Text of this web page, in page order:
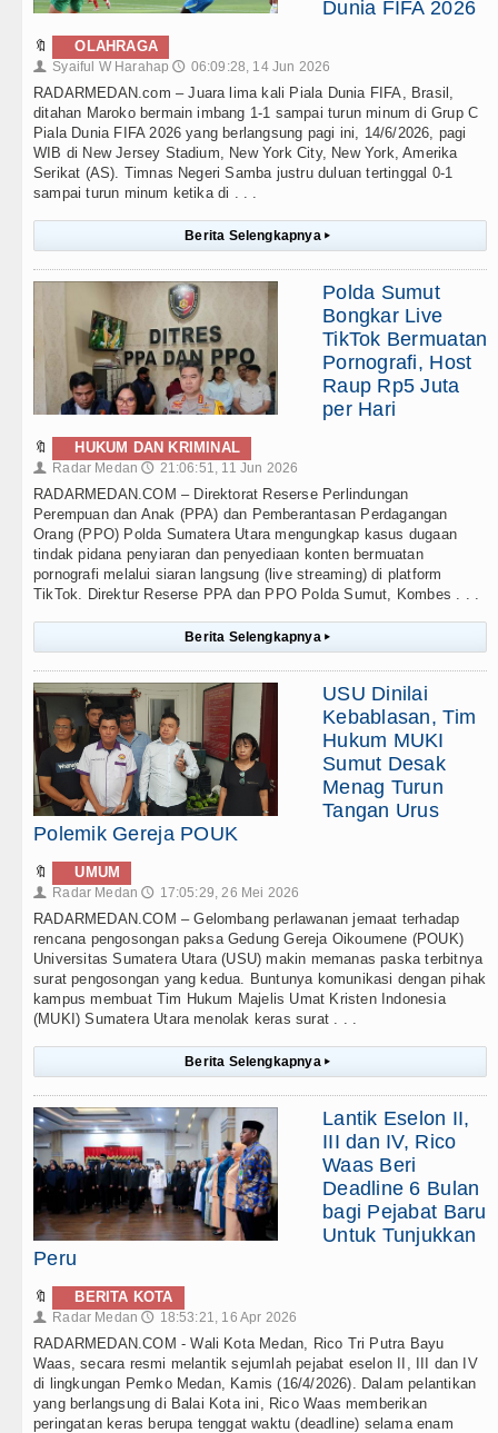
Dunia FIFA 2026
🔖 OLAHRAGA
👤 Syaiful W Harahap 🕔 06:09:28, 14 Jun 2026
RADARMEDAN.com – Juara lima kali Piala Dunia FIFA, Brasil,
ditahan Maroko bermain imbang 1-1 sampai turun minum di Grup C
Piala Dunia FIFA 2026 yang berlangsung pagi ini, 14/6/2026, pagi
WIB di New Jersey Stadium, New York City, New York, Amerika
Serikat (AS). Timnas Negeri Samba justru duluan tertinggal 0-1
sampai turun minum ketika di . . .
Berita Selengkapnya ▸
Polda Sumut
Bongkar Live
TikTok Bermuatan
Pornografi, Host
Raup Rp5 Juta
per Hari
🔖 HUKUM DAN KRIMINAL
👤 Radar Medan 🕔 21:06:51, 11 Jun 2026
RADARMEDAN.COM – Direktorat Reserse Perlindungan
Perempuan dan Anak (PPA) dan Pemberantasan Perdagangan
Orang (PPO) Polda Sumatera Utara mengungkap kasus dugaan
tindak pidana penyiaran dan penyediaan konten bermuatan
pornografi melalui siaran langsung (live streaming) di platform
TikTok. Direktur Reserse PPA dan PPO Polda Sumut, Kombes . . .
Berita Selengkapnya ▸
USU Dinilai
Kebablasan, Tim
Hukum MUKI
Sumut Desak
Menag Turun
Tangan Urus
Polemik Gereja POUK
🔖 UMUM
👤 Radar Medan 🕔 17:05:29, 26 Mei 2026
RADARMEDAN.COM – Gelombang perlawanan jemaat terhadap
rencana pengosongan paksa Gedung Gereja Oikoumene (POUK)
Universitas Sumatera Utara (USU) makin memanas paska terbitnya
surat pengosongan yang kedua. Buntunya komunikasi dengan pihak
kampus membuat Tim Hukum Majelis Umat Kristen Indonesia
(MUKI) Sumatera Utara menolak keras surat . . .
Berita Selengkapnya ▸
Lantik Eselon II,
III dan IV, Rico
Waas Beri
Deadline 6 Bulan
bagi Pejabat Baru
Untuk Tunjukkan
Peru
🔖 BERITA KOTA
👤 Radar Medan 🕔 18:53:21, 16 Apr 2026
RADARMEDAN.COM - Wali Kota Medan, Rico Tri Putra Bayu
Waas, secara resmi melantik sejumlah pejabat eselon II, III dan IV
di lingkungan Pemko Medan, Kamis (16/4/2026). Dalam pelantikan
yang berlangsung di Balai Kota ini, Rico Waas memberikan
peringatan keras berupa tenggat waktu (deadline) selama enam